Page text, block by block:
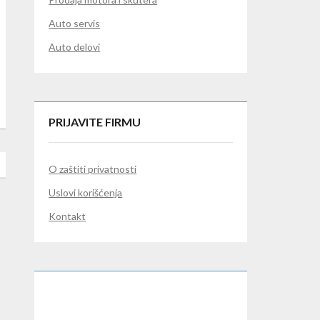
Auto servis
Auto delovi
PRIJAVITE FIRMU
O zaštiti privatnosti
Uslovi korišćenja
Kontakt